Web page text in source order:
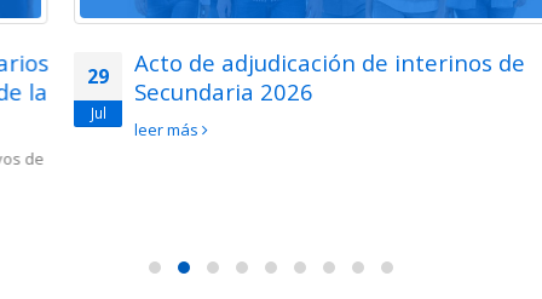
29
Acto de adjudicación de interinos de
Secundaria 2026
leer más